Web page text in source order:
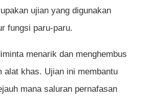
ujian yang digunakan
fungsi paru-paru.
menarik dan menghembus
alat khas. Ujian ini membantu
mana saluran pernafasan